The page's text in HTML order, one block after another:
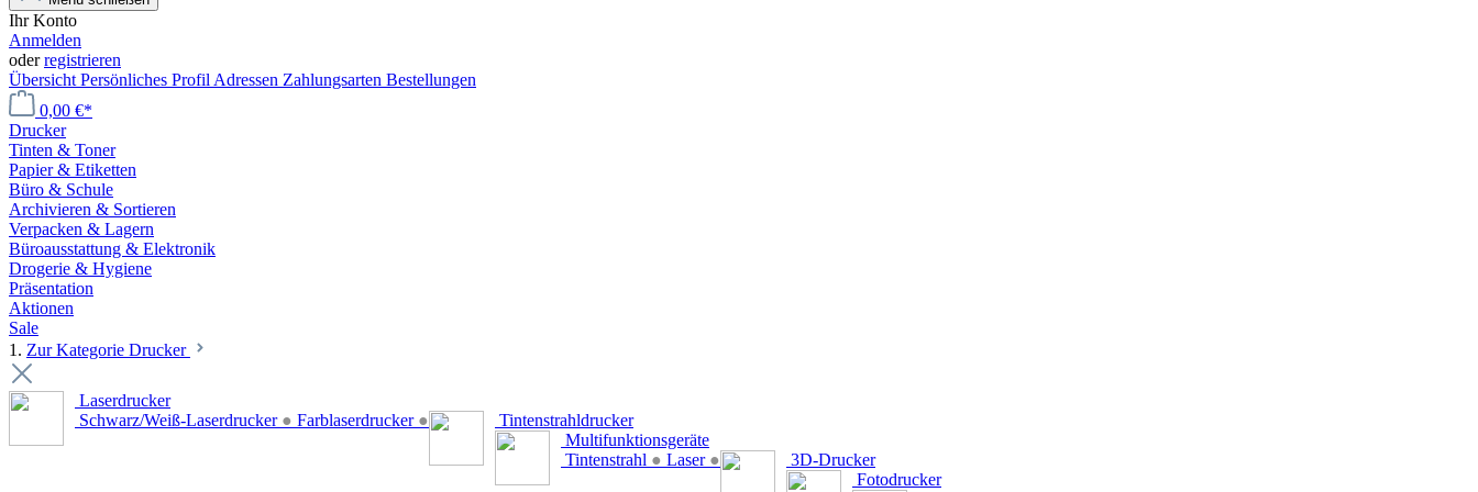
Ihr Konto
Anmelden
oderregistrieren
Übersicht Persönliches Profil Adressen Zahlungsarten Bestellungen
0,00 €*
Drucker
Tinten & Toner
Papier & Etiketten
Büro & Schule
Archivieren & Sortieren
Verpacken & Lagern
Büroausstattung & Elektronik
Drogerie & Hygiene
Präsentation
Aktionen
Sale
1. Zur Kategorie Drucker
Laserdrucker
Schwarz/Weiß-Laserdrucker ● Farblaserdrucker ●
Tintenstrahldrucker
Multifunktionsgeräte
Tintenstrahl ● Laser ●
3D-Drucker
Fotodrucker